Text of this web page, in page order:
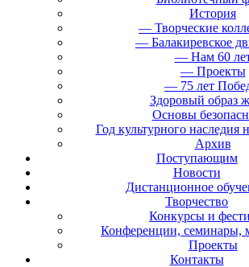
История
— Творческие
— Балакиревское
— Нам 60
— Проекты
— 75 лет
Здоровый образ
Основы
Год культурного наследия
Архив
Поступающим
Новости
Дистанционное
Творчество
Конкурсы и
Конференции, семинары,
Проекты
Контакты